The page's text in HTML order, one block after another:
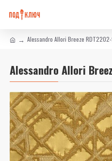
Alessandro Allori Breeze
Alessandro Allori